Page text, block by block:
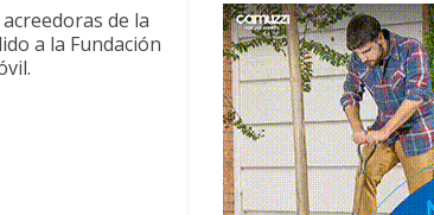
de la
a la Fundación